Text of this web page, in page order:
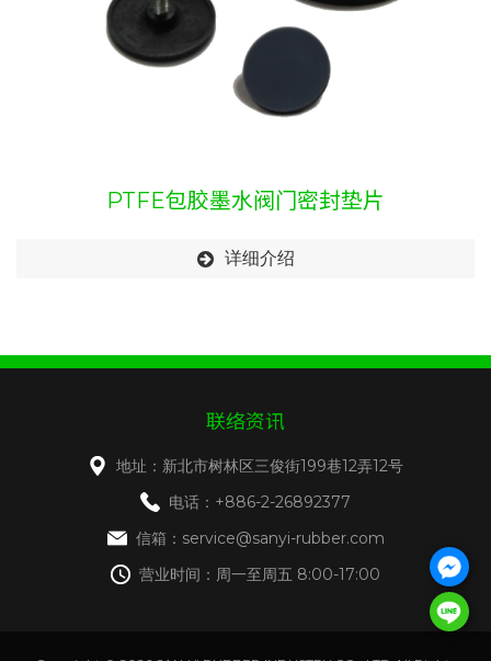
PTFE包胶墨水阀门密封垫片
详细介绍
联络资讯
地址：新北市树林区三俊街199巷12弄12号
电话：+886-2-26892377
信箱：service@sanyi-rubber.com
营业时间：周一至周五 8:00-17:00